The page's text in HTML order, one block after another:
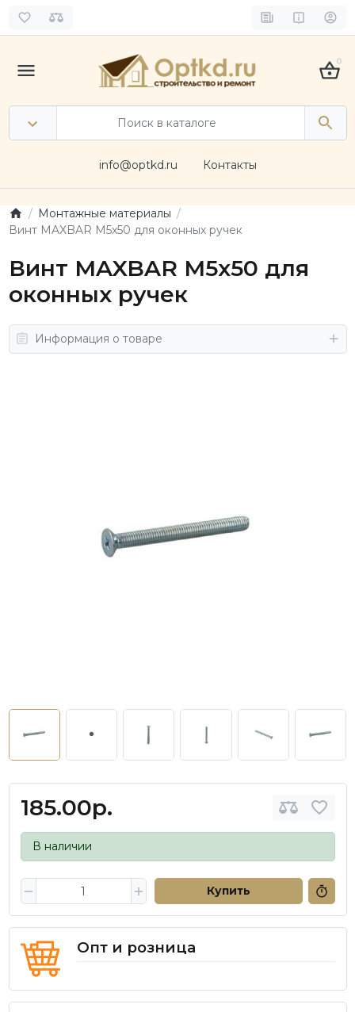
0
info@optkd.ru Контакты
Монтажные материалы
Винт MAXBAR М5x50 для оконных ручек
Винт MAXBAR М5x50 для
оконных ручек
Информация о товаре
185.00р.
В наличии
Купить
Опт и розница